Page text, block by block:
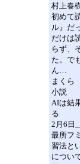
村上春
初めて
ル』だ
だけは
らず、
た。で
ん…
まくら
小説
AIは結
る
2月6日
最所フ
習法と
につい